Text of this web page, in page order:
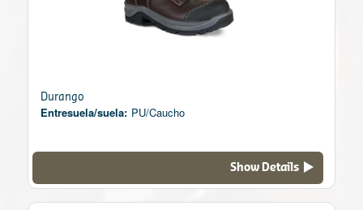
Durango
Entresuela/suela: PU/Caucho
Show Details